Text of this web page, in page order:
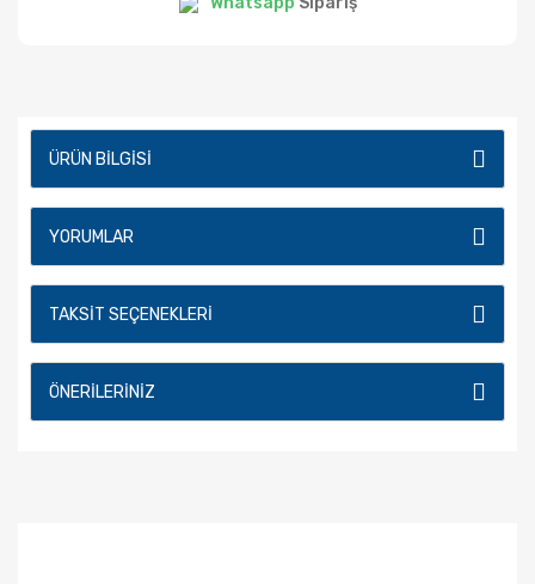
ÜRÜN BILGISI
YORUMLAR
TAKSIT SEÇENEKLERI
ÖNERILERINIZ